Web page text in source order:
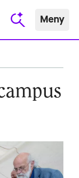
Meny